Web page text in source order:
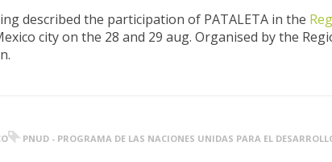
described the participation of PATALETA in the
city on the 28 and 29 aug. Organised by the
PNUD - PROGRAMA DE LAS NACIONES UNIDAS PARA EL